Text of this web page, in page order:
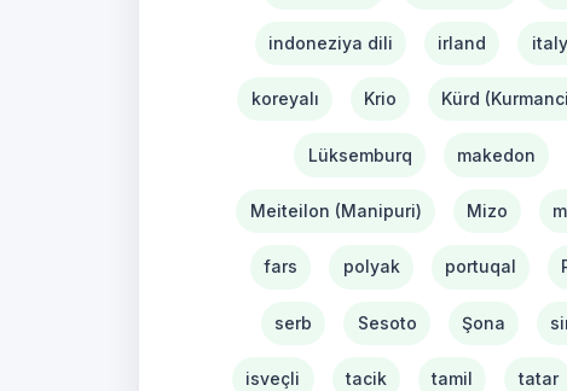
indoneziya dili irland
koreyalı Krio Kürd
Lüksemburq makedon
Meiteilon (Manipuri) Mizo
fars polyak portuqal
serb Sesoto Şona
isveçli tacik tamil tatar